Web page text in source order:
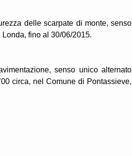
delle scarpate di monte, senso
fino al 30/06/2015.
senso unico alternato
circa, nel Comune di Pontassieve,